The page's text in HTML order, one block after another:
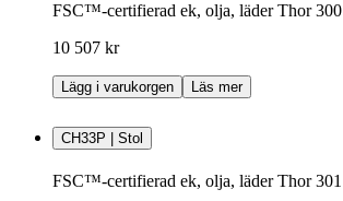
FSC™-certifierad ek, olja, läder Thor 300
10 507 kr
Lägg i varukorgen Läs mer
CH33P | Stol
FSC™-certifierad ek, olja, läder Thor 301